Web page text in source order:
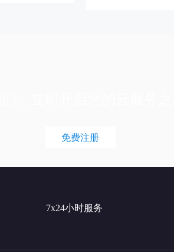
免费注册
7x24小时服务